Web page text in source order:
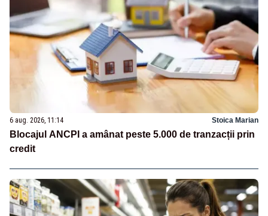
6 aug. 2026, 11:14 Stoica Marian
Blocajul ANCPI a amânat peste 5.000 de tranzacții prin
credit